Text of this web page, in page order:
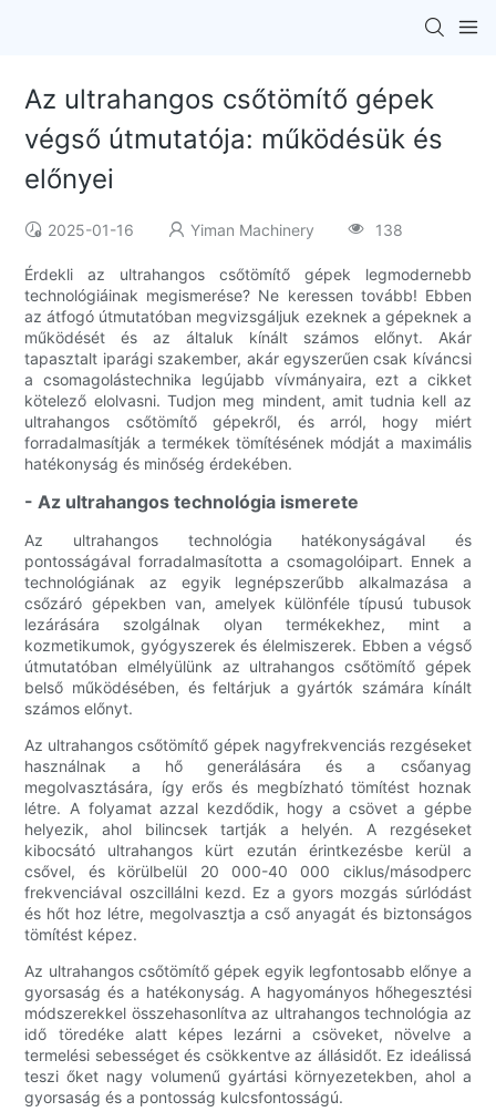
Az ultrahangos csőtömítő gépek
végső útmutatója: működésük és
előnyei
2025-01-16 Yiman Machinery 138
Érdekli az ultrahangos csőtömítő gépek legmodernebb
technológiáinak megismerése? Ne keressen tovább! Ebben
az átfogó útmutatóban megvizsgáljuk ezeknek a gépeknek a
működését és az általuk kínált számos előnyt. Akár
tapasztalt iparági szakember, akár egyszerűen csak kíváncsi
a csomagolástechnika legújabb vívmányaira, ezt a cikket
kötelező elolvasni. Tudjon meg mindent, amit tudnia kell az
ultrahangos csőtömítő gépekről, és arról, hogy miért
forradalmasítják a termékek tömítésének módját a maximális
hatékonyság és minőség érdekében.
- Az ultrahangos technológia ismerete
Az ultrahangos technológia hatékonyságával és
pontosságával forradalmasította a csomagolóipart. Ennek a
technológiának az egyik legnépszerűbb alkalmazása a
csőzáró gépekben van, amelyek különféle típusú tubusok
lezárására szolgálnak olyan termékekhez, mint a
kozmetikumok, gyógyszerek és élelmiszerek. Ebben a végső
útmutatóban elmélyülünk az ultrahangos csőtömítő gépek
belső működésében, és feltárjuk a gyártók számára kínált
számos előnyt.
Az ultrahangos csőtömítő gépek nagyfrekvenciás rezgéseket
használnak a hő generálására és a csőanyag
megolvasztására, így erős és megbízható tömítést hoznak
létre. A folyamat azzal kezdődik, hogy a csövet a gépbe
helyezik, ahol bilincsek tartják a helyén. A rezgéseket
kibocsátó ultrahangos kürt ezután érintkezésbe kerül a
csővel, és körülbelül 20 000-40 000 ciklus/másodperc
frekvenciával oszcillálni kezd. Ez a gyors mozgás súrlódást
és hőt hoz létre, megolvasztja a cső anyagát és biztonságos
tömítést képez.
Az ultrahangos csőtömítő gépek egyik legfontosabb előnye a
gyorsaság és a hatékonyság. A hagyományos hőhegesztési
módszerekkel összehasonlítva az ultrahangos technológia az
idő töredéke alatt képes lezárni a csöveket, növelve a
termelési sebességet és csökkentve az állásidőt. Ez ideálissá
teszi őket nagy volumenű gyártási környezetekben, ahol a
gyorsaság és a pontosság kulcsfontosságú.